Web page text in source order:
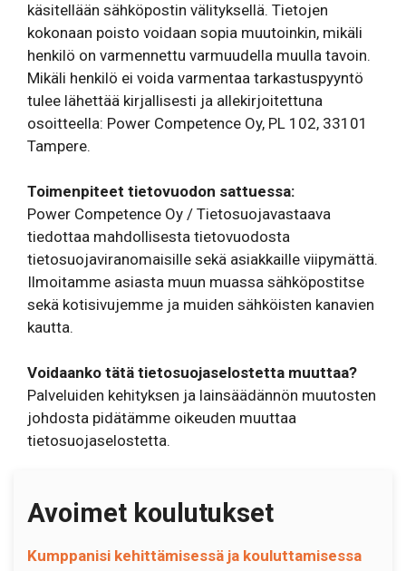
käsitellään sähköpostin välityksellä. Tietojen
kokonaan poisto voidaan sopia muutoinkin, mikäli
henkilö on varmennettu varmuudella muulla tavoin.
Mikäli henkilö ei voida varmentaa tarkastuspyyntö
tulee lähettää kirjallisesti ja allekirjoitettuna
osoitteella: Power Competence Oy, PL 102, 33101
Tampere.
Toimenpiteet tietovuodon sattuessa:
Power Competence Oy / Tietosuojavastaava
tiedottaa mahdollisesta tietovuodosta
tietosuojaviranomaisille sekä asiakkaille viipymättä.
Ilmoitamme asiasta muun muassa sähköpostitse
sekä kotisivujemme ja muiden sähköisten kanavien
kautta.
Voidaanko tätä tietosuojaselostetta muuttaa?
Palveluiden kehityksen ja lainsäädännön muutosten
johdosta pidätämme oikeuden muuttaa
tietosuojaselostetta.
Avoimet koulutukset
Kumppanisi kehittämisessä ja kouluttamisessa